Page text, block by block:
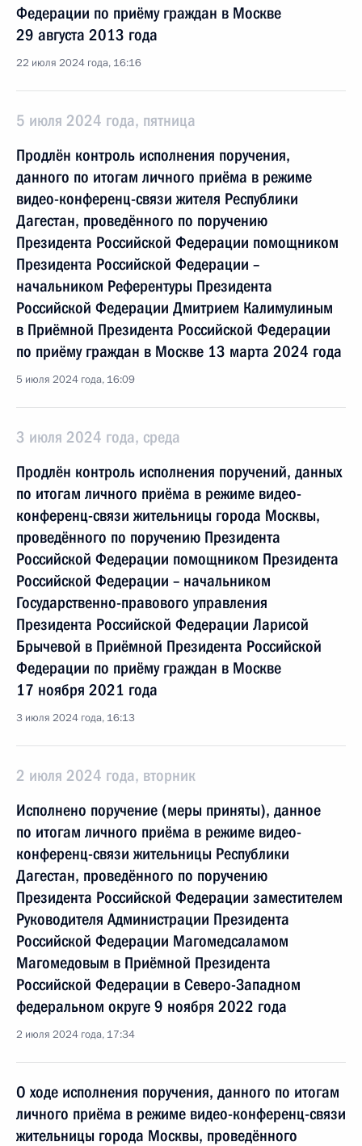
Федерации по приёму граждан в Москве
29 августа 2013 года
22 июля 2024 года, 16:16
5 июля 2024 года, пятница
Продлён контроль исполнения поручения,
данного по итогам личного приёма в режиме
видео-конференц-связи жителя Республики
Дагестан, проведённого по поручению
Президента Российской Федерации помощником
Президента Российской Федерации –
начальником Референтуры Президента
Российской Федерации Дмитрием Калимулиным
в Приёмной Президента Российской Федерации
по приёму граждан в Москве 13 марта 2024 года
5 июля 2024 года, 16:09
3 июля 2024 года, среда
Продлён контроль исполнения поручений, данных
по итогам личного приёма в режиме видео-
конференц-связи жительницы города Москвы,
проведённого по поручению Президента
Российской Федерации помощником Президента
Российской Федерации – начальником
Государственно-правового управления
Президента Российской Федерации Ларисой
Брычевой в Приёмной Президента Российской
Федерации по приёму граждан в Москве
17 ноября 2021 года
3 июля 2024 года, 16:13
2 июля 2024 года, вторник
Исполнено поручение (меры приняты), данное
по итогам личного приёма в режиме видео-
конференц-связи жительницы Республики
Дагестан, проведённого по поручению
Президента Российской Федерации заместителем
Руководителя Администрации Президента
Российской Федерации Магомедсаламом
Магомедовым в Приёмной Президента
Российской Федерации в Северо-Западном
федеральном округе 9 ноября 2022 года
2 июля 2024 года, 17:34
О ходе исполнения поручения, данного по итогам
личного приёма в режиме видео-конференц-связи
жительницы города Москвы, проведённого